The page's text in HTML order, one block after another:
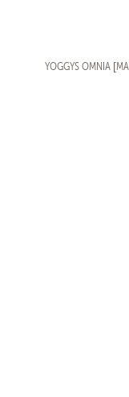
YOGGYS OMNIA